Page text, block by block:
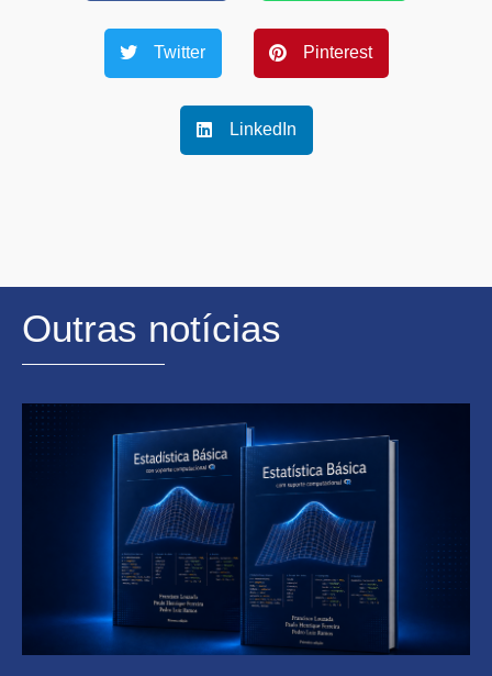
Twitter Pinterest
LinkedIn
Outras notícias